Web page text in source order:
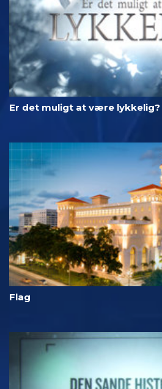
Er det muligt at være lykkelig?
Flag